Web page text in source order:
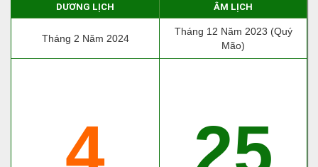
DƯƠNG LỊCH ÂM LỊCH
Tháng 2 Năm 2024
Tháng 12 Năm 2023 (Quý
Mão)
4 25